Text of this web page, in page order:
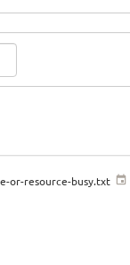
or-resource-busy.txt